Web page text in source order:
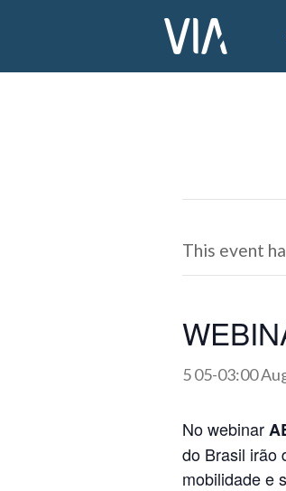
This event
5 05-03:00
No webinar
do Brasil irão
mobilidade e